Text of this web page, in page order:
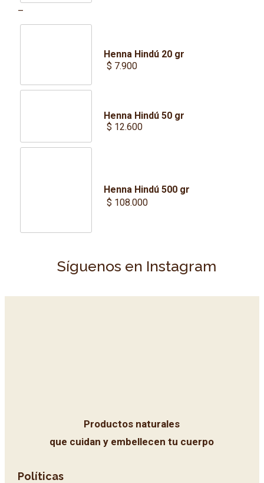
–Price
range:
Henna Hindú 20 gr
$ 7.900
Henna Hindú 50 gr
$ 12.600
Henna Hindú 500 gr
$ 108.000
Síguenos en Instagram
Productos naturales
que cuidan y embellecen tu cuerpo
Políticas